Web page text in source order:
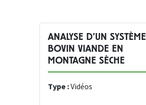
ANALYSE D’UN SYSTÈME
BOVIN VIANDE EN
MONTAGNE SÈCHE
Type :Vidéos